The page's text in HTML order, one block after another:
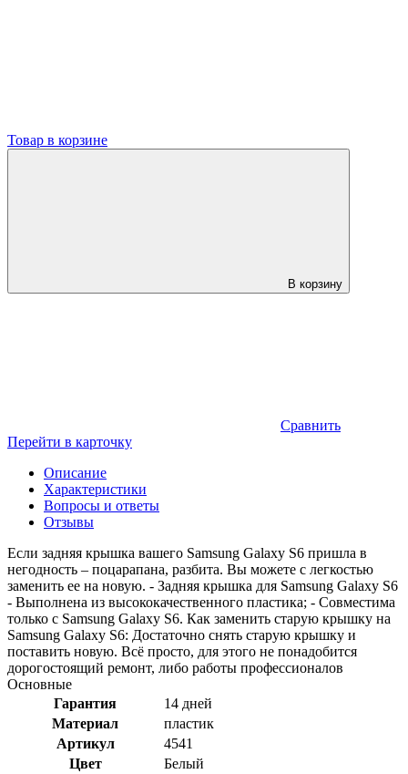
Товар в корзине
В корзину
Сравнить
Перейти в карточку
Описание
Характеристики
Вопросы и ответы
Отзывы
Если задняя крышка вашего Samsung Galaxy S6 пришла в
негодность – поцарапана, разбита. Вы можете с легкостью
заменить ее на новую. - Задняя крышка для Samsung Galaxy S6
- Выполнена из высококачественного пластика; - Совместима
только с Samsung Galaxy S6. Как заменить старую крышку на
Samsung Galaxy S6: Достаточно снять старую крышку и
поставить новую. Всё просто, для этого не понадобится
дорогостоящий ремонт, либо работы профессионалов
Основные
Гарантия
14 дней
Материал
пластик
Артикул
4541
Цвет
Белый